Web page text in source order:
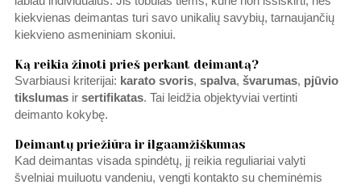
kiekvienas deimantas turi savo unikalių savybių, tarnaujančių
kiekvieno asmeniniam skoniui.
Ką reikia žinoti prieš perkant deimantą?
Svarbiausi kriterijai: karato svoris, spalva, švarumas, pjūvio
tikslumasir sertifikatas. Tai leidžia objektyviai vertinti
deimanto kokybę.
Deimantų priežiūra ir ilgaamžiškumas
Kad deimantas visada spindėtų, jį reikia reguliariai valyti
švelniai muiluotu vandeniu, vengti kontakto su cheminėmis